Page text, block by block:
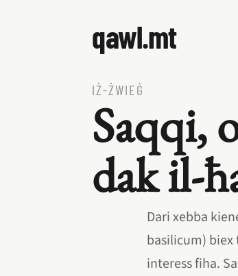
qawl.mt
IŻ‑ŻWIEĠ
Saqqi,
dak
Dari xebba
basilicum) biex
interess fiha.